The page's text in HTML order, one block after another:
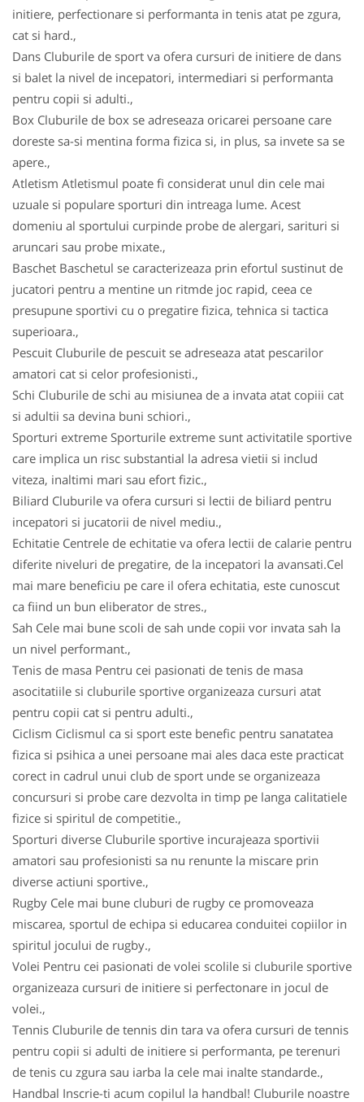
initiere, perfectionare si performanta in tenis atat pe zgura,
cat si hard.,
Dans Cluburile de sport va ofera cursuri de initiere de dans
si balet la nivel de incepatori, intermediari si performanta
pentru copii si adulti.,
Box Cluburile de box se adreseaza oricarei persoane care
doreste sa-si mentina forma fizica si, in plus, sa invete sa se
apere.,
Atletism Atletismul poate fi considerat unul din cele mai
uzuale si populare sporturi din intreaga lume. Acest
domeniu al sportului curpinde probe de alergari, sarituri si
aruncari sau probe mixate.,
Baschet Baschetul se caracterizeaza prin efortul sustinut de
jucatori pentru a mentine un ritmde joc rapid, ceea ce
presupune sportivi cu o pregatire fizica, tehnica si tactica
superioara.,
Pescuit Cluburile de pescuit se adreseaza atat pescarilor
amatori cat si celor profesionisti.,
Schi Cluburile de schi au misiunea de a invata atat copiii cat
si adultii sa devina buni schiori.,
Sporturi extreme Sporturile extreme sunt activitatile sportive
care implica un risc substantial la adresa vietii si includ
viteza, inaltimi mari sau efort fizic.,
Biliard Cluburile va ofera cursuri si lectii de biliard pentru
incepatori si jucatorii de nivel mediu.,
Echitatie Centrele de echitatie va ofera lectii de calarie pentru
diferite niveluri de pregatire, de la incepatori la avansati.Cel
mai mare beneficiu pe care il ofera echitatia, este cunoscut
ca fiind un bun eliberator de stres.,
Sah Cele mai bune scoli de sah unde copii vor invata sah la
un nivel performant.,
Tenis de masa Pentru cei pasionati de tenis de masa
asocitatiile si cluburile sportive organizeaza cursuri atat
pentru copii cat si pentru adulti.,
Ciclism Ciclismul ca si sport este benefic pentru sanatatea
fizica si psihica a unei persoane mai ales daca este practicat
corect in cadrul unui club de sport unde se organizeaza
concursuri si probe care dezvolta in timp pe langa calitatiele
fizice si spiritul de competitie.,
Sporturi diverse Cluburile sportive incurajeaza sportivii
amatori sau profesionisti sa nu renunte la miscare prin
diverse actiuni sportive.,
Rugby Cele mai bune cluburi de rugby ce promoveaza
miscarea, sportul de echipa si educarea conduitei copiilor in
spiritul jocului de rugby.,
Volei Pentru cei pasionati de volei scolile si cluburile sportive
organizeaza cursuri de initiere si perfectonare in jocul de
volei.,
Tennis Cluburile de tennis din tara va ofera cursuri de tennis
pentru copii si adulti de initiere si performanta, pe terenuri
de tenis cu zgura sau iarba la cele mai inalte standarde.,
Handbal Inscrie-ti acum copilul la handbal! Cluburile noastre